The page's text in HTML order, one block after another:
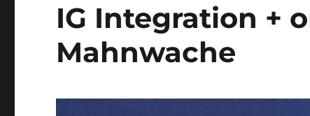
IG Integration +
Mahnwache